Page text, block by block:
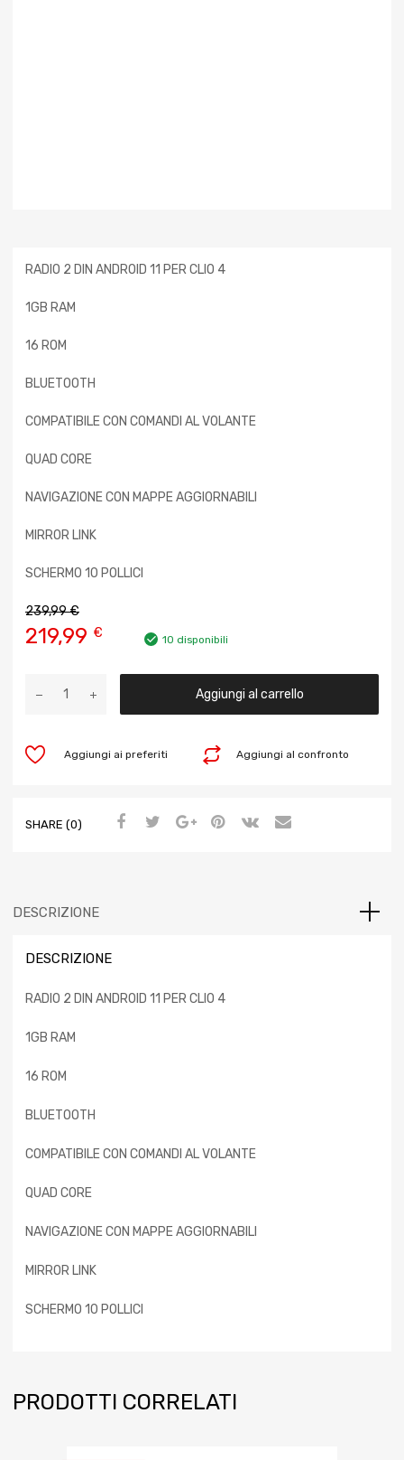
RADIO 2 DIN ANDROID 11 PER CLIO 4
1GB RAM
16 ROM
BLUETOOTH
COMPATIBILE CON COMANDI AL VOLANTE
QUAD CORE
NAVIGAZIONE CON MAPPE AGGIORNABILI
MIRROR LINK
SCHERMO 10 POLLICI
239,99€
219,99 € 10 disponibili
Aggiungi al carrello
Aggiungi al confronto
Aggiungi ai preferiti
SHARE (0)
DESCRIZIONE
DESCRIZIONE
RADIO 2 DIN ANDROID 11 PER CLIO 4
1GB RAM
16 ROM
BLUETOOTH
COMPATIBILE CON COMANDI AL VOLANTE
QUAD CORE
NAVIGAZIONE CON MAPPE AGGIORNABILI
MIRROR LINK
SCHERMO 10 POLLICI
PRODOTTI CORRELATI